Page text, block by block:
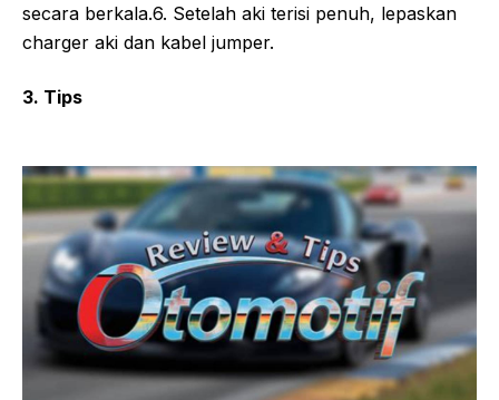
secara berkala.6. Setelah aki terisi penuh, lepaskan
charger aki dan kabel jumper.
3. Tips